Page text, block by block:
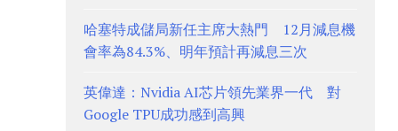
哈塞特成儲局新任主席大熱門 12月減息機
會率為84.3%、明年預計再減息三次
英偉達：Nvidia AI芯片領先業界一代 對
Google TPU成功感到高興